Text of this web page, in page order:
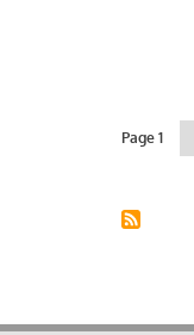
Page 1